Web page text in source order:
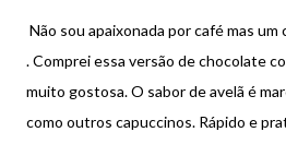
Não sou apaixonada por café mas
. Comprei essa versão de chocolate
muito gostosa. O sabor de avelã é
como outros capuccinos. Rápido e